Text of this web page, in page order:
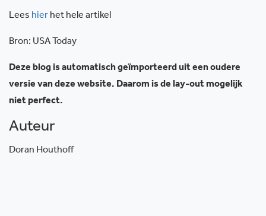
Lees hier het hele artikel
Bron: USA Today
Deze blog is automatisch geïmporteerd uit een oudere
versie van deze website. Daarom is de lay-out mogelijk
niet perfect.
Auteur
Doran Houthoff